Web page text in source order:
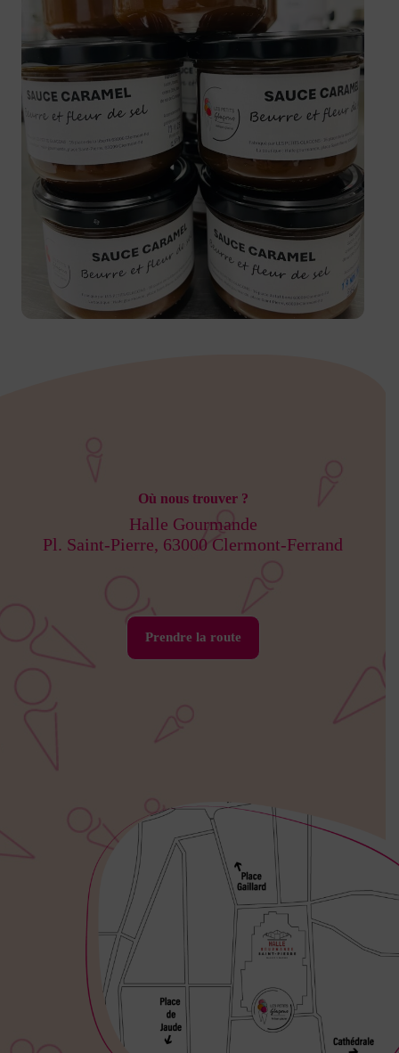
Où nous trouver ?
Halle Gourmande
Pl. Saint-Pierre, 63000 Clermont-Ferrand
Prendre la route